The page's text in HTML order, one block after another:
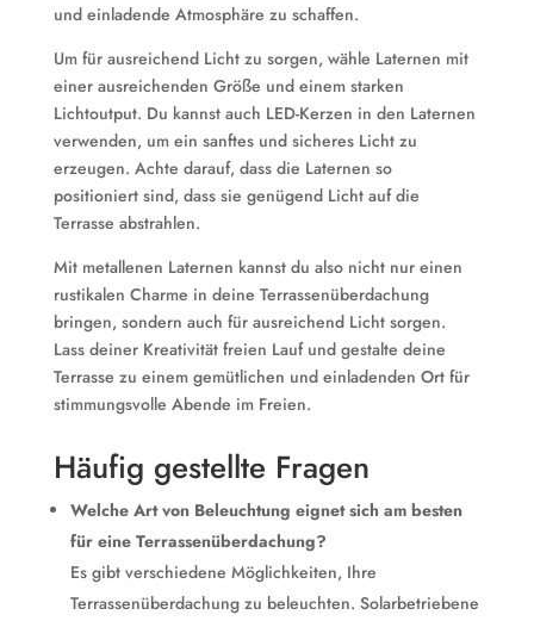
und einladende Atmosphäre zu schaffen.
Um für ausreichend Licht zu sorgen, wähle Laternen mit
einer ausreichenden Größe und einem starken
Lichtoutput. Du kannst auch LED-Kerzen in den Laternen
verwenden, um ein sanftes und sicheres Licht zu
erzeugen. Achte darauf, dass die Laternen so
positioniert sind, dass sie genügend Licht auf die
Terrasse abstrahlen.
Mit metallenen Laternen kannst du also nicht nur einen
rustikalen Charme in deine Terrassenüberdachung
bringen, sondern auch für ausreichend Licht sorgen.
Lass deiner Kreativität freien Lauf und gestalte deine
Terrasse zu einem gemütlichen und einladenden Ort für
stimmungsvolle Abende im Freien.
Häufig gestellte Fragen
Welche Art von Beleuchtung eignet sich am besten
für eine Terrassenüberdachung?
Es gibt verschiedene Möglichkeiten, Ihre
Terrassenüberdachung zu beleuchten. Solarbetriebene